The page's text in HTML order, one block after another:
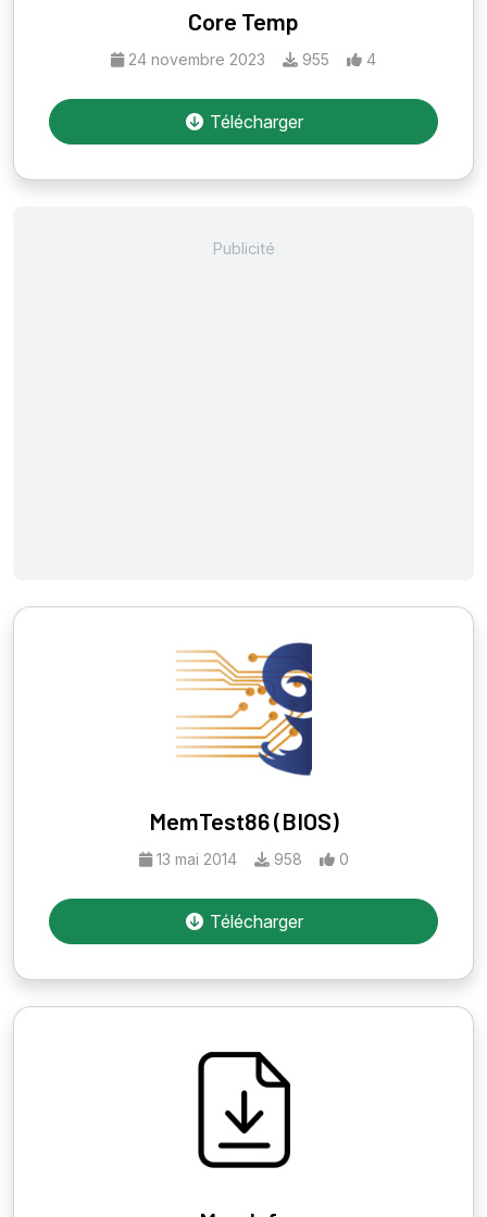
Core Temp
24 novembre 2023 955 4
Télécharger
MemTest86 (BIOS)
13 mai 2014 958 0
Télécharger